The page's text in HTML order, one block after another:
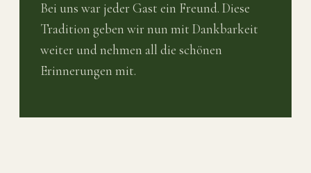
Bei uns war jeder Gast ein Freund. Diese
Tradition geben wir nun mit Dankbarkeit
weiter und nehmen all die schönen
Erinnerungen mit.